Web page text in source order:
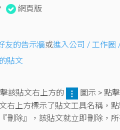
網頁版
友的告示牆或進入公司 / 工作圈
貼文
該貼文右上方的
圖示 > 點
右上方標示了貼文工具名稱，點
刪除』，該貼文就立即刪除，